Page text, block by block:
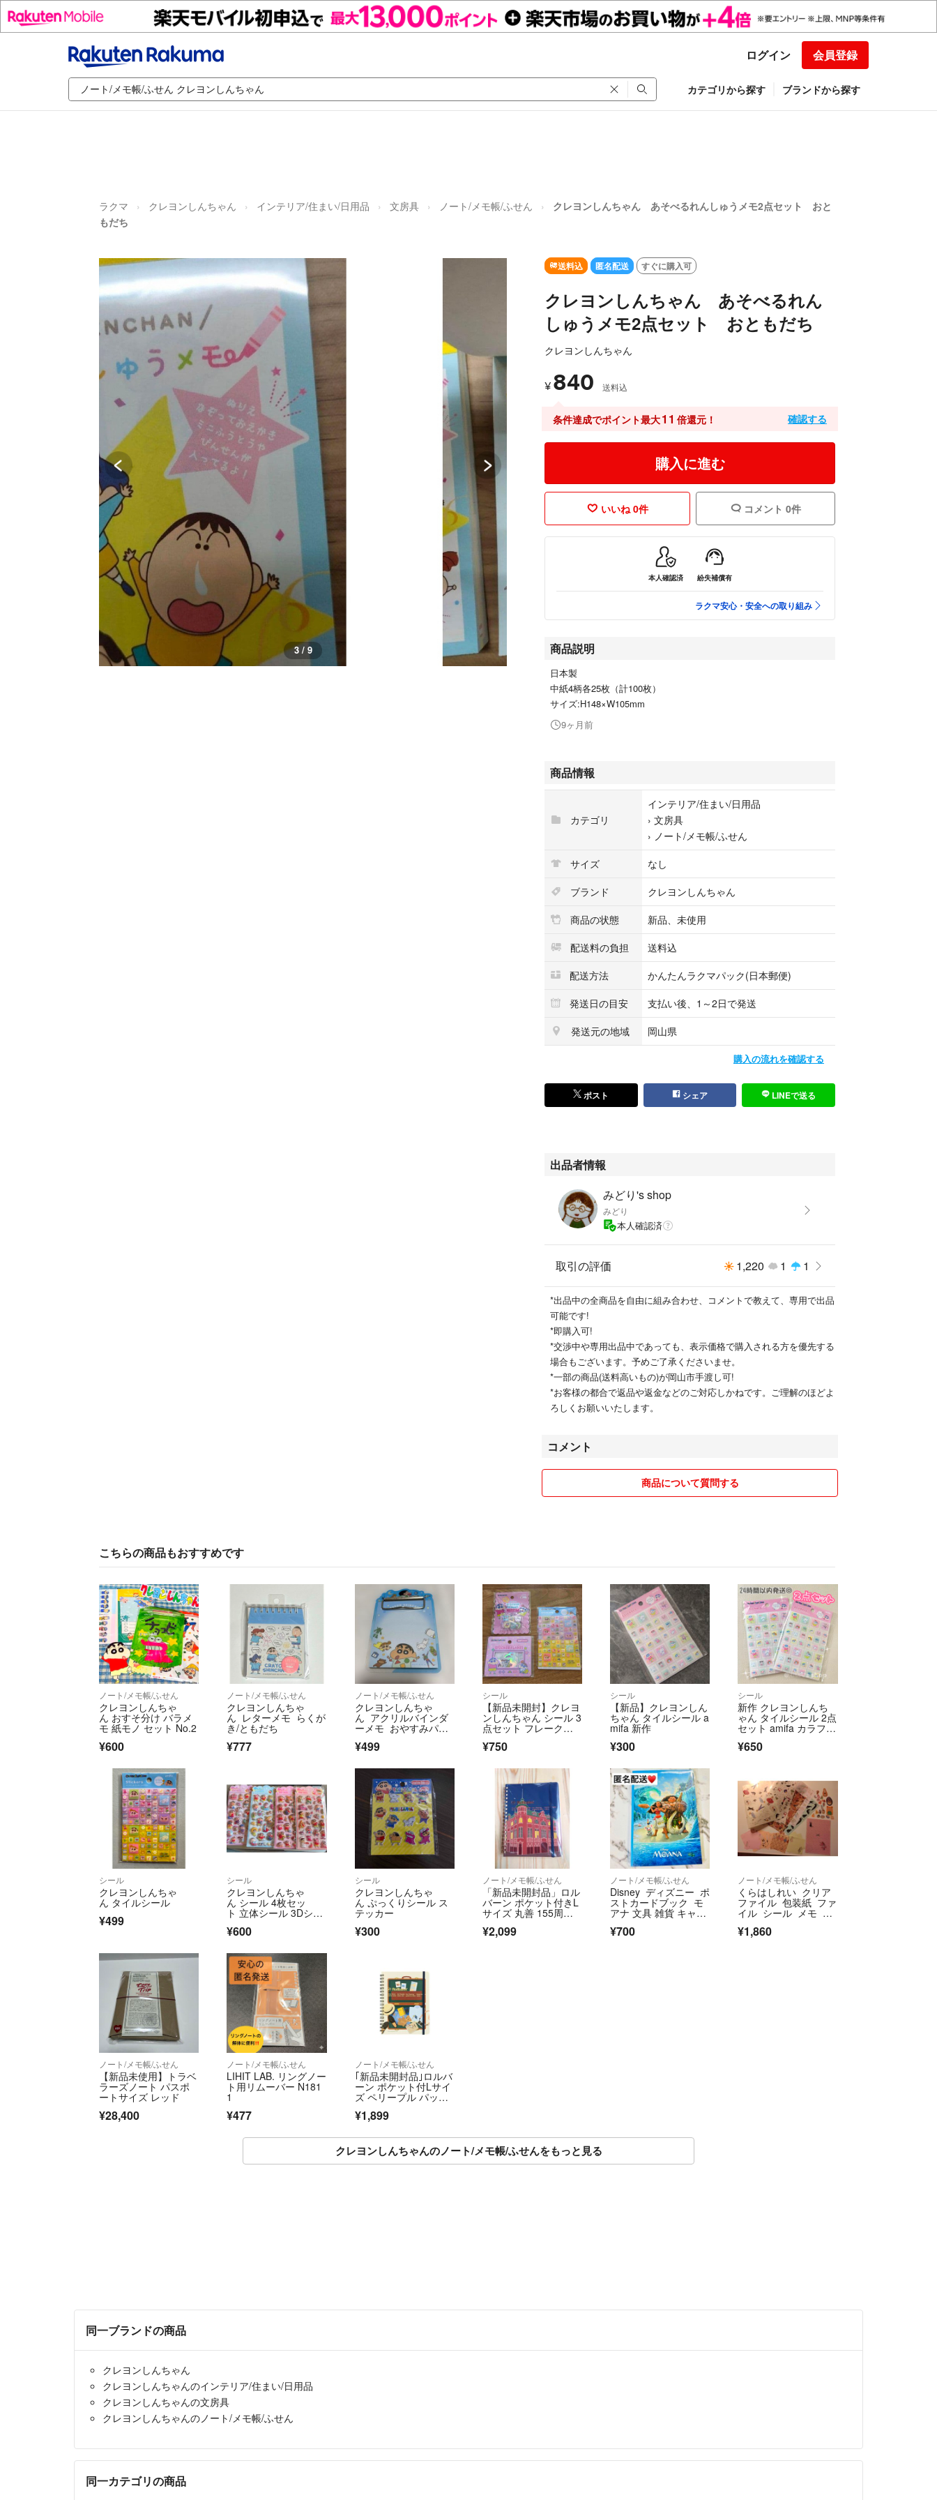
ログイン 会員登録
カテゴリから探す ブランドから探す
ラクマ クレヨンしんちゃん インテリア/住まい/日用品 文房具 ノート/メモ帳/ふせん
クレヨンしんちゃん あそべるれんしゅうメモ2点セット おと
もだち
3 / 9
送料込 匿名配送 すぐに購入可
クレヨンしんちゃん あそべるれん
しゅうメモ2点セット おともだち
クレヨンしんちゃん
¥ 840 送料込
条件達成でポイント最大11 倍還元！ 確認する
購入に進む
いいね 0件 コメント 0件
本人確認済 紛失補償有
ラクマ安心・安全への取り組み
商品説明
日本製
中紙4柄各25枚（計100枚）
サイズ:H148×W105mm
9ヶ月前
商品情報
カテゴリ
インテリア/住まい/日用品
› 文房具
› ノート/メモ帳/ふせん
サイズ
なし
ブランド
クレヨンしんちゃん
商品の状態
新品、未使用
配送料の負担
送料込
配送方法
かんたんラクマパック(日本郵便)
発送日の目安
支払い後、1～2日で発送
発送元の地域
岡山県
購入の流れを確認する
ポスト シェア LINEで送る
出品者情報
みどり's shop
みどり
本人確認済
取引の評価 1,220 1 1
*出品中の全商品を自由に組み合わせ、コメントで教えて、専用で出品
可能です!
*即購入可!
*交渉中や専用出品中であっても、表示価格で購入される方を優先する
場合もございます。予めご了承くださいませ。
*一部の商品(送料高いもの)が岡山市手渡し可!
*お客様の都合で返品や返金などのご対応しかねです。ご理解のほどよ
ろしくお願いいたします。
コメント
商品について質問する
こちらの商品もおすすめです
ノート/メモ帳/ふせん
クレヨンしんちゃ
ん おすそ分け バラメ
モ 紙モノ セット No.2
¥600
ノート/メモ帳/ふせん
クレヨンしんちゃ
ん レターメモ らくが
き/ともだち
¥777
ノート/メモ帳/ふせん
クレヨンしんちゃ
ん アクリルバインダ
ーメモ おやすみパジ
¥499
シール
【新品未開封】クレヨ
ンしんちゃん シール 3
点セット フレークシ
¥750
シール
【新品】クレヨンしん
ちゃん タイルシール a
mifa 新作
¥300
シール
新作 クレヨンしんち
ゃん タイルシール 2点
セット amifa カラフル
¥650
シール
クレヨンしんちゃ
ん タイルシール
¥499
シール
クレヨンしんちゃ
ん シール 4枚セッ
ト 立体シール 3Dシー
ル ぷくぷくシール
¥600
シール
クレヨンしんちゃ
ん ぷっくりシール ス
テッカー
¥300
ノート/メモ帳/ふせん
「新品未開封品」ロル
バーン ポケット付きL
サイズ 丸善 155周年
記念 社屋
¥2,099
ノート/メモ帳/ふせん
Disney ディズニー ポ
ストカードブック モ
アナ 文具 雑貨 キャラ
クター
¥700
ノート/メモ帳/ふせん
くらはしれい クリア
ファイル 包装紙 ファ
イル シール メモ ま
とめ売り 文房具 セッ
ト
¥1,860
ノート/メモ帳/ふせん
【新品未使用】トラベ
ラーズノート パスポ
ートサイズ レッド
¥28,400
ノート/メモ帳/ふせん
LIHIT LAB. リングノー
ト用リムーバー N181
1
¥477
ノート/メモ帳/ふせん
｢新品未開封品｣ロルバ
ーン ポケット付Lサイ
ズ ペリープル パッキ
ング 完売商品 ウェブ
ショップ限定
¥1,899
クレヨンしんちゃんのノート/メモ帳/ふせんをもっと見る
同一ブランドの商品
クレヨンしんちゃん
クレヨンしんちゃんのインテリア/住まい/日用品
クレヨンしんちゃんの文房具
クレヨンしんちゃんのノート/メモ帳/ふせん
同一カテゴリの商品